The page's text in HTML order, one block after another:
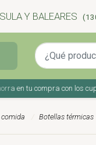
Y BALEARES
en tu compra con los
Botellas térmicas